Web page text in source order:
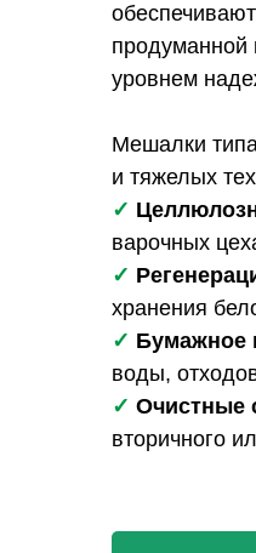
продуманной
уровнем
Мешалки
и тяжелых
✓
варочных
✓
хранения
✓ Бумажное
воды,
✓ Очистные
вторичного